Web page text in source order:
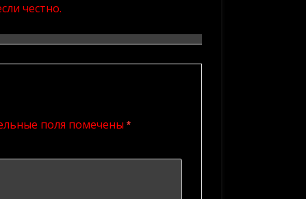
честно.
поля помечены*